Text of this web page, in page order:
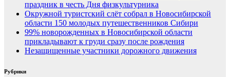
праздник в честь Дня физкультурника
Окружной туристский слёт собрал в Новосибирской
области 150 молодых путешественников Сибири
99% новорожденных в Новосибирской области
прикладывают к груди сразу после рождения
Незащищенные участники дорожного движения
Рубрики